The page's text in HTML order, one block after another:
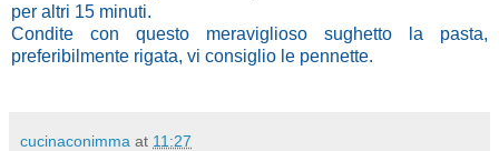
per altri 15 minuti.
Condite con questo meraviglioso sughetto la pasta,
preferibilmente rigata, vi consiglio le pennette.
cucinaconimma at 11:27